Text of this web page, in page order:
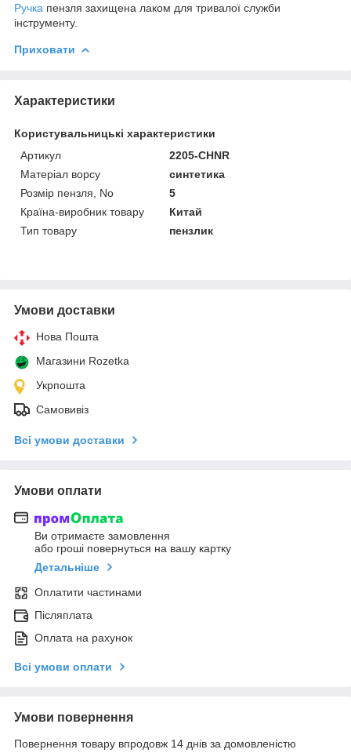
Ручка пензля захищена лаком для тривалої служби
інструменту.
Приховати
Характеристики
Користувальницькі характеристики
Артикул
2205-CHNR
Матеріал ворсу
синтетика
Розмір пензля, No
5
Країна-виробник товару
Китай
Тип товару
пензлик
Умови доставки
Нова Пошта
Магазини Rozetka
Укрпошта
Самовивіз
Всі умови доставки
Умови оплати
Ви отримаєте замовлення
або гроші повернуться на вашу картку
Детальніше
Оплатити частинами
Післяплата
Оплата на рахунок
Всі умови оплати
Умови повернення
Повернення товару впродовж 14 днів за домовленістю